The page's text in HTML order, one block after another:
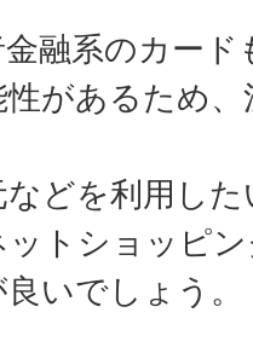
融系のカー
があるため
どを利用し
トショッピ
いでしょう。